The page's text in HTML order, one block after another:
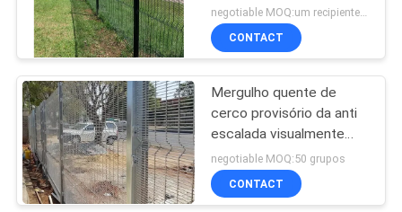
CONTROLE
DA
QUALIDADE
CONTACTE-
NOS
largura 358 de 2.5m anti
CONTACT
Mergulho quente de
cerco provisório da anti
escalada visualmente
atrativa galvanizado para
locais militares
negotiable MOQ:50 grupos
CONTACT